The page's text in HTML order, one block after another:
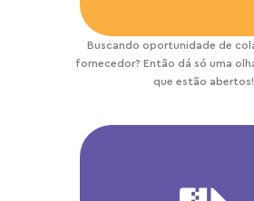
Buscando oportunidade de
fornecedor? Então dá só uma
que estão abertos!